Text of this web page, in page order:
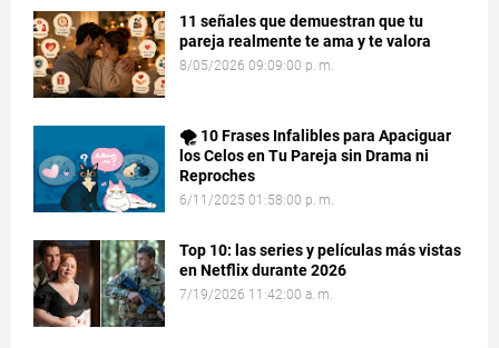
11 señales que demuestran que tu
pareja realmente te ama y te valora
8/05/2026 09:09:00 p. m.
🌪️ 10 Frases Infalibles para Apaciguar
los Celos en Tu Pareja sin Drama ni
Reproches
6/11/2025 01:58:00 p. m.
Top 10: las series y películas más vistas
en Netflix durante 2026
7/19/2026 11:42:00 a. m.